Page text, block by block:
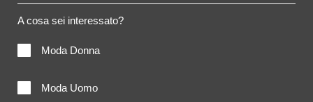
A cosa sei interessato?
Moda Donna
Moda Uomo